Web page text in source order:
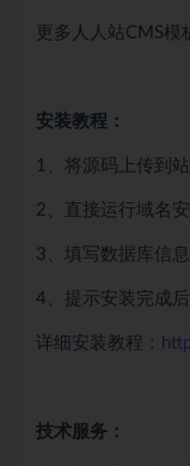
更多人人站CMS模
安装教程：
1、将源码上传到
2、直接运行域名安
3、填写数据库信
4、提示安装完成
详细安装教程：
技术服务：